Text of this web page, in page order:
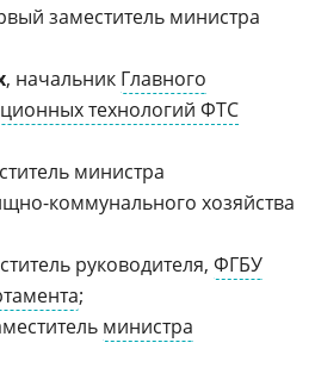
заместитель министра
, начальник Главного
технологий ФТС
министра
коммунального хозяйства
руководителя, ФГБУ
;
министра